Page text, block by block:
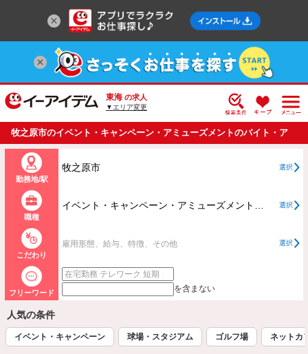
東海 の求人
▼エリア変更
牧之原市のイベント・キャンペーン・アミューズメントのバイト・ア
ルバイト・パートの求人情報一覧
勤務地/駅
牧之原市 選択
職種
選択
こだわり
雇用形態、給与、特徴、その他 選択
フリーワード を含まない
人気の条件
イベント・キャンペーン 球場・スタジアム ゴルフ場 ネットカ